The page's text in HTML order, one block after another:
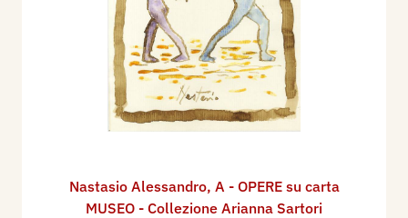
Nastasio Alessandro, A - OPERE su carta
MUSEO - Collezione Arianna Sartori